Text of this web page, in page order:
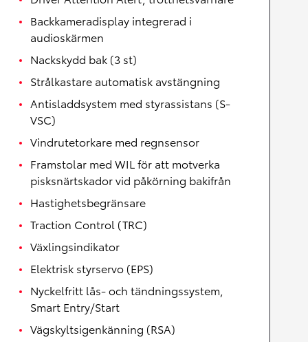
Backkameradisplay integrerad i
audioskärmen
Nackskydd bak (3 st)
Strålkastare automatisk avstängning
Antisladdsystem med styrassistans (S-
VSC)
Vindrutetorkare med regnsensor
Framstolar med WIL för att motverka
pisksnärtskador vid påkörning bakifrån
Hastighetsbegränsare
Traction Control (TRC)
Växlingsindikator
Elektrisk styrservo (EPS)
Nyckelfritt lås- och tändningssystem,
Smart Entry/Start
Vägskyltsigenkänning (RSA)